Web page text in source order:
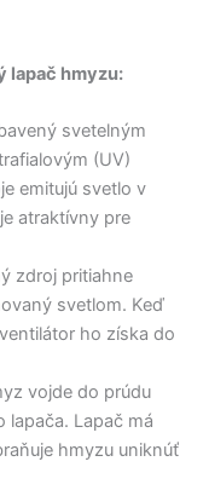
lapač hmyzu:
svetelným
(UV)
emitujú svetlo v
atraktívny pre
zdroj pritiahne
svetlom. Keď
ho získa do
vojde do prúdu
lapača. Lapač má
hmyzu uniknúť